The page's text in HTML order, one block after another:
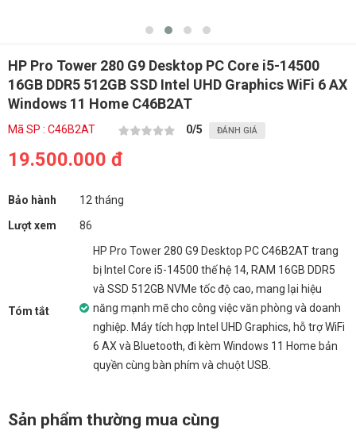
HP Pro Tower 280 G9 Desktop PC Core i5-14500
16GB DDR5 512GB SSD Intel UHD Graphics WiFi 6 AX
Windows 11 Home C46B2AT
Mã SP : C46B2AT 0/5 ĐÁNH GIÁ
19.500.000 đ
Bảo hành
12 tháng
Lượt xem
86
Tóm tắt
HP Pro Tower 280 G9 Desktop PC C46B2AT trang
bị Intel Core i5-14500 thế hệ 14, RAM 16GB DDR5
và SSD 512GB NVMe tốc độ cao, mang lại hiệu
năng mạnh mẽ cho công việc văn phòng và doanh
nghiệp. Máy tích hợp Intel UHD Graphics, hỗ trợ WiFi
6 AX và Bluetooth, đi kèm Windows 11 Home bản
quyền cùng bàn phím và chuột USB.
Sản phẩm thường mua cùng